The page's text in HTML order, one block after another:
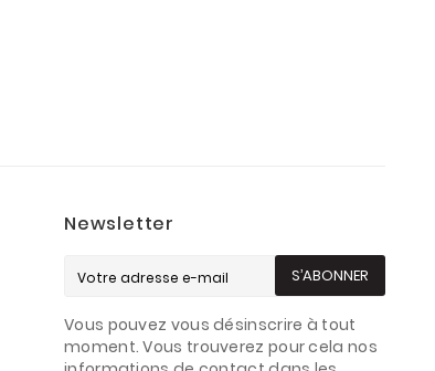
Newsletter
S’ABONNER
Vous pouvez vous désinscrire à tout
moment. Vous trouverez pour cela nos